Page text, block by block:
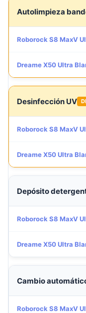
Autolimpieza
Roborock S8 MaxV
Dreame X50 Ultra
Desinfección UV
Roborock S8 MaxV
Dreame X50 Ultra
Depósito
Roborock S8 MaxV
Dreame X50 Ultra
Cambio
Roborock S8 MaxV